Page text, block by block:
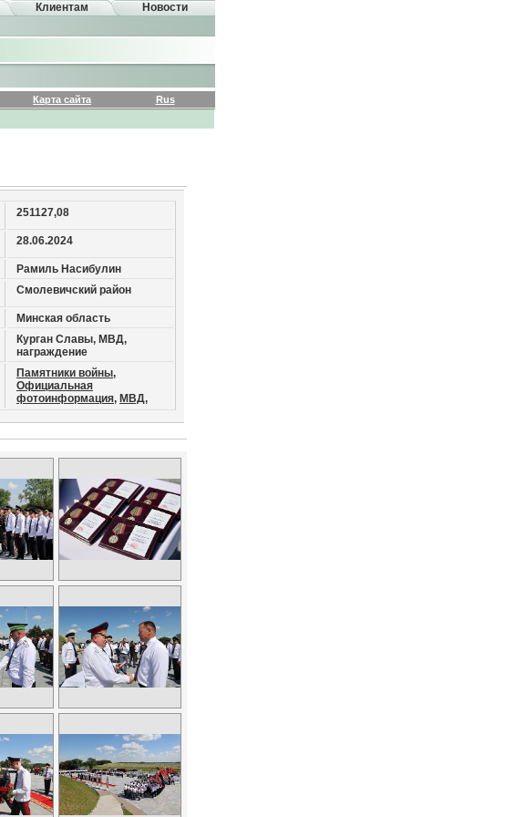
Клиентам Новости
Карта сайта
Rus
251127,08
28.06.2024
Рамиль Насибулин
Смолевичский район
Минская область
Курган Славы, МВД,
награждение
Памятники войны,
Официальная
фотоинформация, МВД,